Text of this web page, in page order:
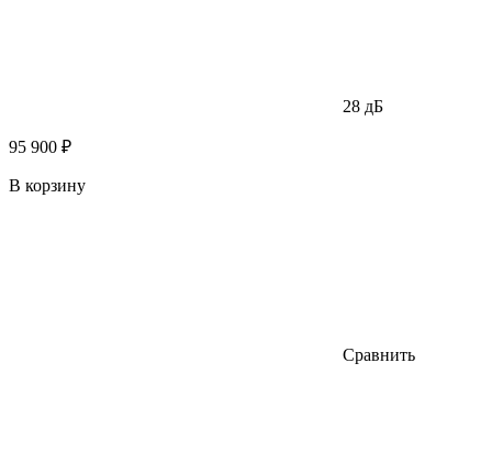
28 дБ
95 900 ₽
В корзину
Сравнить